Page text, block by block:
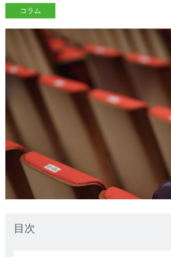
コラム
目次